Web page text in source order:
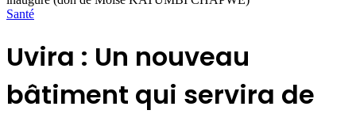
Santé
Uvira : Un nouveau
bâtiment qui servira de